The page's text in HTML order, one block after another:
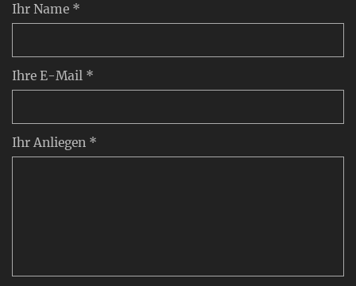
Ihr Name *
Ihre E-Mail *
Ihr Anliegen *